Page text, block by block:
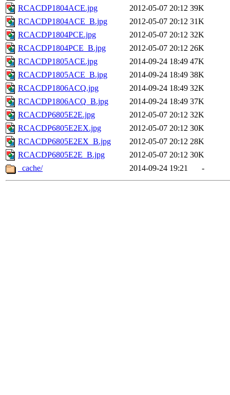
RCACDP1804ACE.jpg
2012-05-07 20:12 39K
RCACDP1804ACE_B.jpg
2012-05-07 20:12 31K
RCACDP1804PCE.jpg
2012-05-07 20:12 32K
RCACDP1804PCE_B.jpg
2012-05-07 20:12 26K
RCACDP1805ACE.jpg
2014-09-24 18:49 47K
RCACDP1805ACE_B.jpg
2014-09-24 18:49 38K
RCACDP1806ACQ.jpg
2014-09-24 18:49 32K
RCACDP1806ACQ_B.jpg
2014-09-24 18:49 37K
RCACDP6805E2E.jpg
2012-05-07 20:12 32K
RCACDP6805E2EX.jpg
2012-05-07 20:12 30K
RCACDP6805E2EX_B.jpg
2012-05-07 20:12 28K
RCACDP6805E2E_B.jpg
2012-05-07 20:12 30K
_cache/
2014-09-24 19:21 -